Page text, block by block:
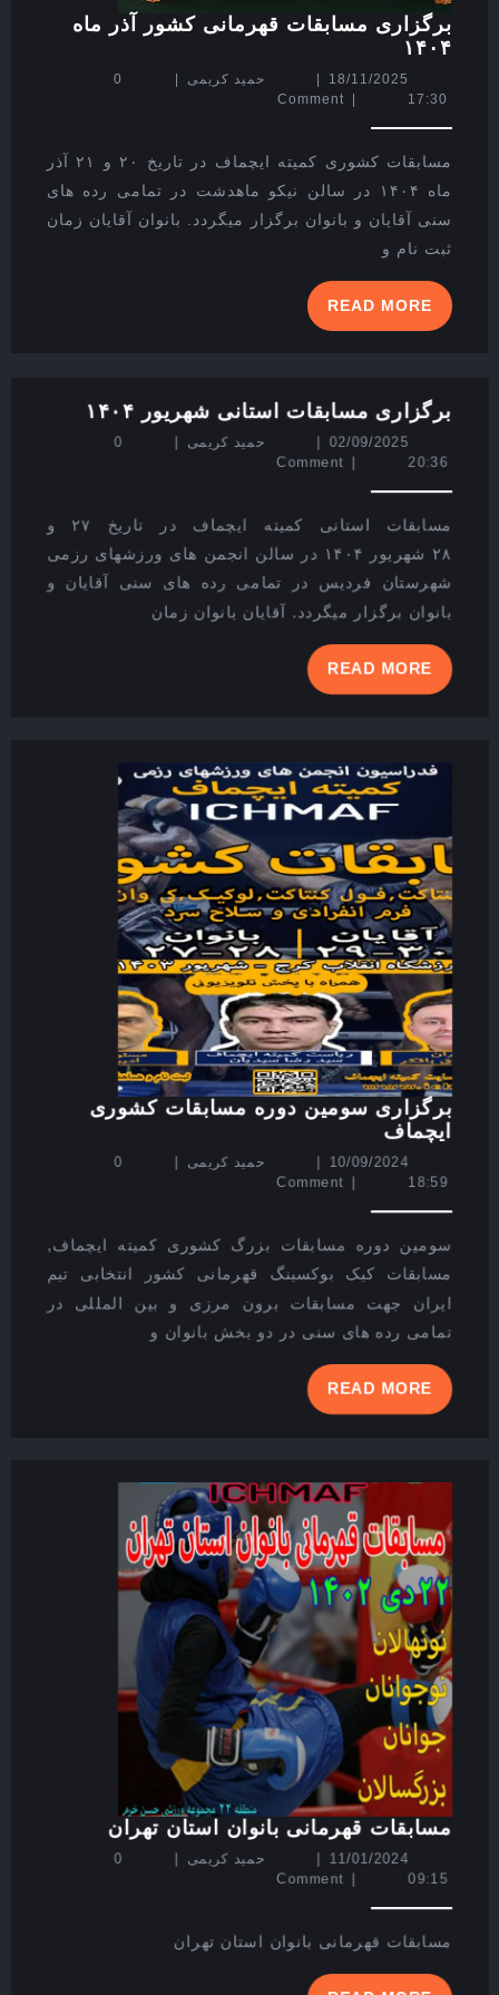
برگزاری مسابقات قهرمانی کشور آذر ماه
۱۴۰۴
مسابقات
قهرمانی
ماه
۱۴۰۴
18/11/2025
18/11/2025حمید کریمی
حمید
0
Comment
17:30
مسابقات کشوری کمیته ایچماف در تاریخ ۲۰ و ۲۱ آذر
ماه ۱۴۰۴ در سالن نیکو ماهدشت در تمامی رده های
سنی آقایان و بانوان برگزار میگردد. بانوان آقایان زمان
ثبت نام و
READ MORE
READ
MORE
برگزاری مسابقات استانی شهریور ۱۴۰۴
02/09/2025
02/09/2025| حمید کریمی
حمید|
0
Comment
| 20:36
مسابقات استانی کمیته ایچماف در تاریخ ۲۷ و
۲۸ شهریور ۱۴۰۴ در سالن انجمن های ورزشهای رزمی
شهرستان فردیس در تمامی رده های سنی آقایان و
بانوان برگزار میگردد. آقایان بانوان زمان
READ MORE
READ
MORE
برگزاری سومین دوره مسابقات کشوری
ایچماف
سومین
دوره
ایچماف
10/09/2024
10/09/2024حمید کریمی
حمید
0
Comment
18:59
سومین دوره مسابقات بزرگ کشوری کمیته ایچماف,
مسابقات کیک بوکسینگ قهرمانی کشور انتخابی تیم
ایران جهت مسابقات برون مرزی و بین المللی در
تمامی رده های سنی در دو بخش بانوان و
READ MORE
READ
MORE
مسابقات قهرمانی بانوان استان تهرانمسابقات
11/01/2024
11/01/2024حمید کریمی
حمید
0
Comment
09:15
مسابقات قهرمانی بانوان استان تهران